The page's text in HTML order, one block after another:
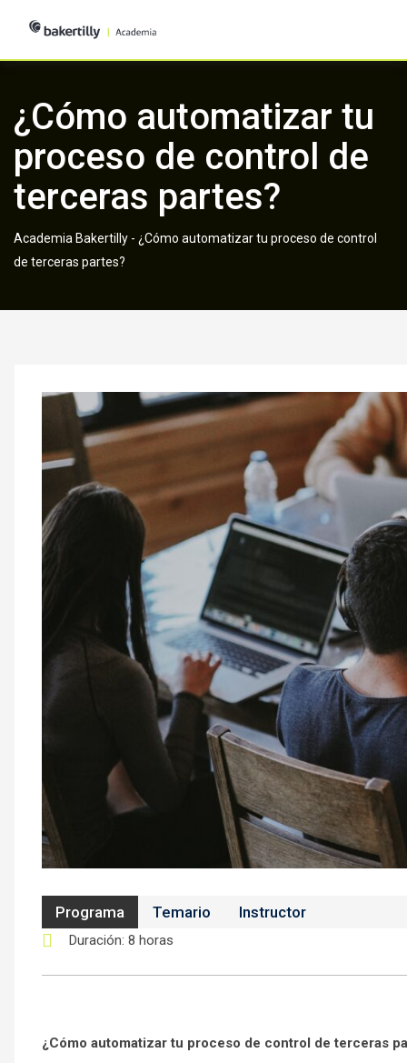
content
¿Cómo automatizar tu
proceso de control de
terceras partes?
Academia Bakertilly - ¿Cómo automatizar tu proceso de control
de terceras partes?
Programa Temario Instructor
Duración: 8 horas
¿Cómo automatizar tu proceso de control de terceras